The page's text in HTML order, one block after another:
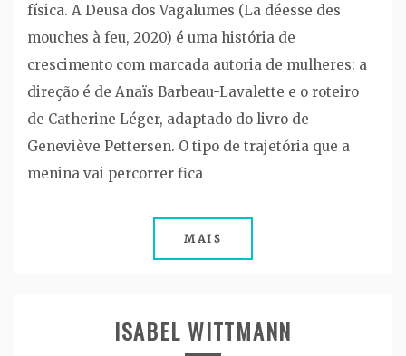
física. A Deusa dos Vagalumes (La déesse des
mouches à feu, 2020) é uma história de
crescimento com marcada autoria de mulheres: a
direção é de Anaïs Barbeau-Lavalette e o roteiro
de Catherine Léger, adaptado do livro de
Geneviève Pettersen. O tipo de trajetória que a
menina vai percorrer fica
MAIS
ISABEL WITTMANN